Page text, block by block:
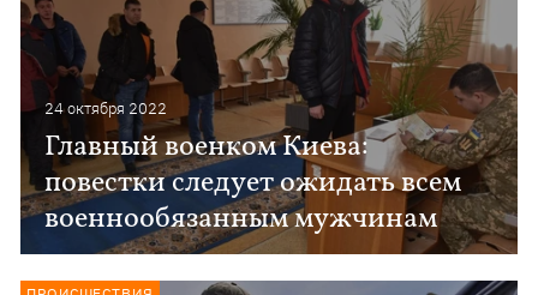
24 октября 2022
Главный военком Киева:
повестки следует ожидать всем
военнообязанным мужчинам